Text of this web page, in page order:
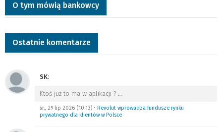
O tym mówią bankowcy
Ostatnie komentarze
SK:
Ktoś już to ma w aplikacji ? …
śr., 29 lip 2026 (10:13) • Revolut wprowadza fundusze rynku
prywatnego dla klientów w Polsce